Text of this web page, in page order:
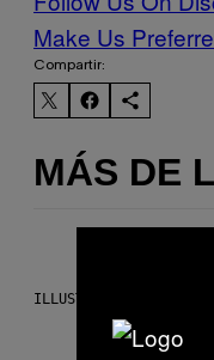
Make Us
Compartir:
MÁS DE
ILLUSTRATION BY REESA